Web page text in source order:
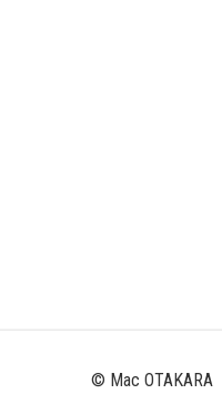
© Mac OTAKARA